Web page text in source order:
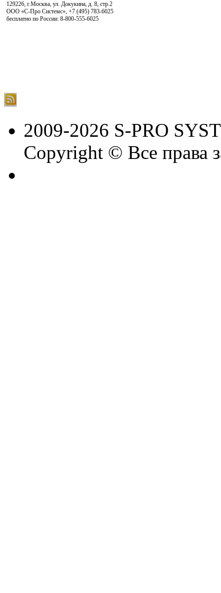
129226, г.Москва, ул. Докукина, д. 8, стр.2
ООО «С-Про Системс», +7 (495) 783-6025
бесплатно по России: 8-800-555-6025
2009-2026 S-PRO
Copyright © Все права